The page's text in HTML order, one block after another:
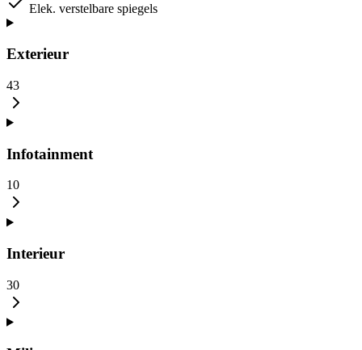
Elek. verstelbare spiegels
Exterieur
43
Infotainment
10
Interieur
30